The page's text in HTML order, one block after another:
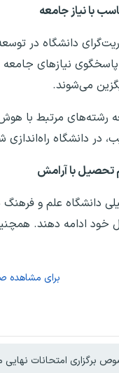
با نیاز جامعه
دانشگاه در
نیازهای
می‌شوند.
رشته‌های مرتبط با
در دانشگاه راه‌اندازی
تحصیل با آرامش
دانشگاه علم و فرهنگ
خود ادامه دهند.
برای مشاهده
نهایی معوق در چهار استان